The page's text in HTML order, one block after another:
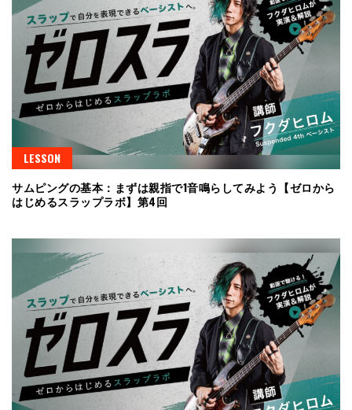
LESSON
サムピングの基本：まずは親指で1音鳴らしてみよう【ゼロから
はじめるスラップラボ】第4回